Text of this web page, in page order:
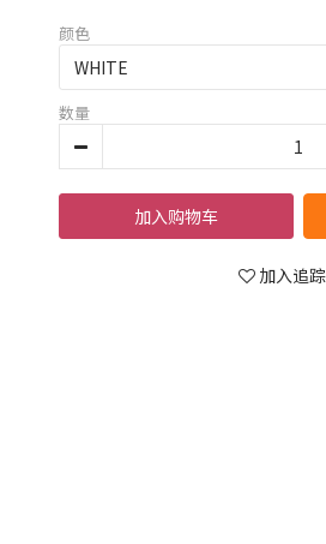
颜色
数量
加入购物车
加入追